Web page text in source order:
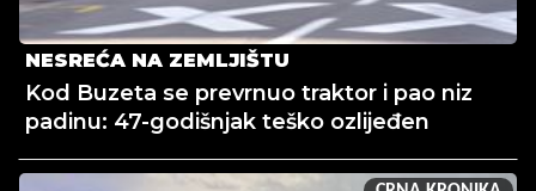
NESREĆA NA ZEMLJIŠTU
Kod Buzeta se prevrnuo traktor i pao niz
padinu: 47-godišnjak teško ozlijeđen